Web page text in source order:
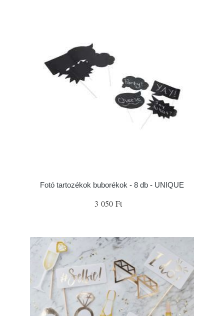
Fotó tartozékok buborékok - 8 db - UNIQUE
3 050 Ft